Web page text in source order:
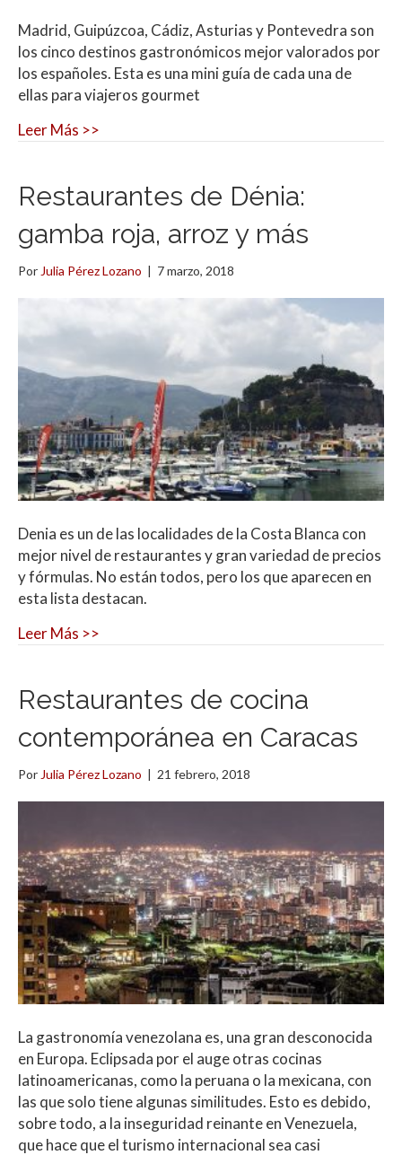
Madrid, Guipúzcoa, Cádiz, Asturias y Pontevedra son
los cinco destinos gastronómicos mejor valorados por
los españoles. Esta es una mini guía de cada una de
ellas para viajeros gourmet
Leer Más >>
Restaurantes de Dénia:
gamba roja, arroz y más
Por Julia Pérez Lozano | 7 marzo, 2018
Denia es un de las localidades de la Costa Blanca con
mejor nivel de restaurantes y gran variedad de precios
y fórmulas. No están todos, pero los que aparecen en
esta lista destacan.
Leer Más >>
Restaurantes de cocina
contemporánea en Caracas
Por Julia Pérez Lozano | 21 febrero, 2018
La gastronomía venezolana es, una gran desconocida
en Europa. Eclipsada por el auge otras cocinas
latinoamericanas, como la peruana o la mexicana, con
las que solo tiene algunas similitudes. Esto es debido,
sobre todo, a la inseguridad reinante en Venezuela,
que hace que el turismo internacional sea casi